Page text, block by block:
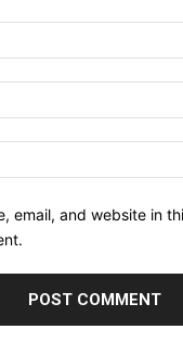
email, and website in